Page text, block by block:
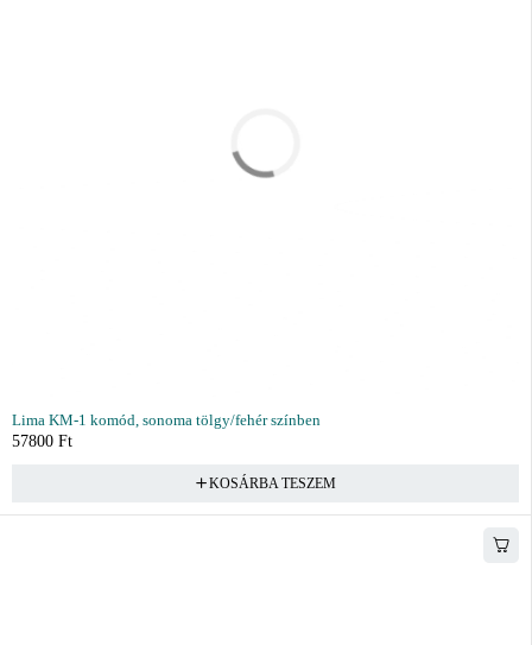
Lima KM-1 komód, sonoma tölgy/fehér színben
57800 Ft
KOSÁRBA TESZEM